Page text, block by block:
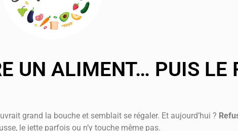
UN ALIMENT… PUIS LE
grand la bouche et semblait se régaler. Et aujourd’hui ?
le jette parfois ou n’y touche même pas.